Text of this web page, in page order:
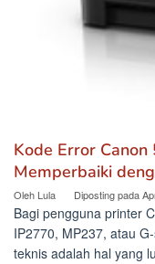
Kode Error
Memperbaiki
Oleh Lula Diposting pada
Bagi pengguna printer
IP2770, MP237, atau
teknis adalah hal yang